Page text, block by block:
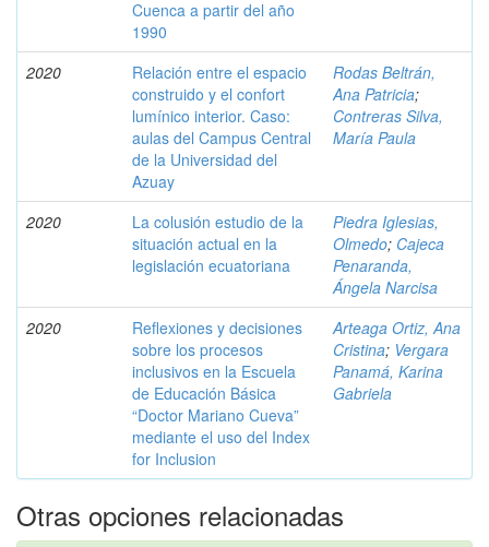
Cuenca a partir del año
1990
2020
Relación entre el espacio
construido y el confort
lumínico interior. Caso:
aulas del Campus Central
de la Universidad del
Azuay
Rodas Beltrán,
Ana Patricia;
Contreras Silva,
María Paula
2020
La colusión estudio de la
situación actual en la
legislación ecuatoriana
Piedra Iglesias,
Olmedo; Cajeca
Penaranda,
Ángela Narcisa
2020
Reflexiones y decisiones
sobre los procesos
inclusivos en la Escuela
de Educación Básica
“Doctor Mariano Cueva”
mediante el uso del Index
for Inclusion
Arteaga Ortiz, Ana
Cristina; Vergara
Panamá, Karina
Gabriela
Otras opciones relacionadas